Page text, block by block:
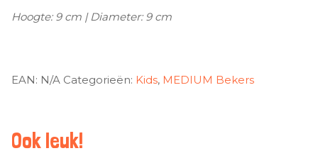
Hoogte: 9 cm | Diameter: 9 cm
EAN: N/A Categorieën: Kids, MEDIUM Bekers
Ook leuk!